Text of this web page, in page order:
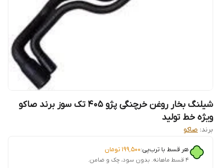
شیلنگ بخار روغن خرچنگی پژو 405 تک سوز برند صاکو
ویژه خط تولید
برند: صاکو
هر قسط با ترب‌پی:۱۹۹٬۵۰۰ تومان
۴ قسط ماهانه. بدون سود، چک و ضامن.